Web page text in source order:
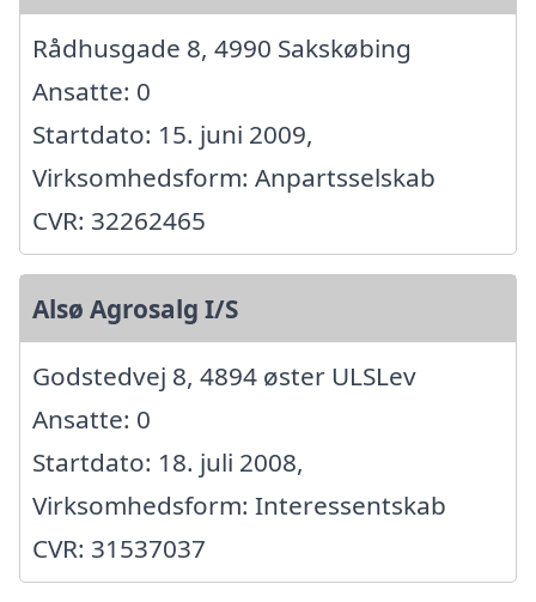
Rådhusgade 8, 4990 Sakskøbing
Ansatte: 0
Startdato: 15. juni 2009,
Virksomhedsform: Anpartsselskab
CVR: 32262465
Alsø Agrosalg I/S
Godstedvej 8, 4894 øster ULSLev
Ansatte: 0
Startdato: 18. juli 2008,
Virksomhedsform: Interessentskab
CVR: 31537037